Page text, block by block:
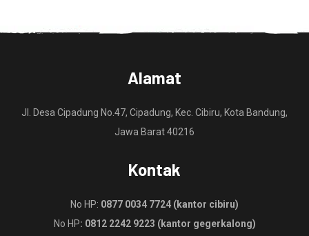
Alamat
Jl. Desa Cipadung No.47, Cipadung, Kec. Cibiru, Kota Bandung,
Jawa Barat 40216
Kontak
No HP: 0877 0034 7724 (kantor cibiru)
No HP: 0812 2242 9223 (kantor gegerkalong)